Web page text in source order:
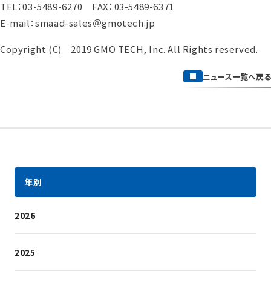
TEL：03-5489-6270 FAX：03-5489-6371
E-mail：smaad-sales＠gmotech.jp
Copyright (C) 2019 GMO TECH, Inc. All Rights reserved.
ニュース一覧へ戻る
年別
2026
2025